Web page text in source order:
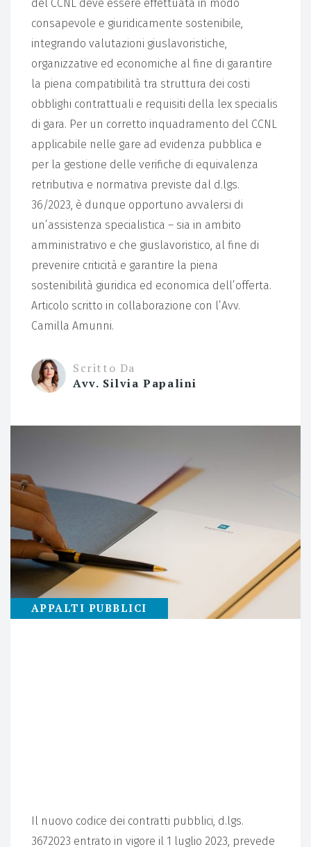
del CCNL deve essere effettuata in modo
consapevole e giuridicamente sostenibile,
integrando valutazioni giuslavoristiche,
organizzative ed economiche al fine di garantire
la piena compatibilità tra struttura dei costi
obblighi contrattuali e requisiti della lex specialis
di gara. Per un corretto inquadramento del CCNL
applicabile nelle gare ad evidenza pubblica e
per la gestione delle verifiche di equivalenza
retributiva e normativa previste dal d.lgs.
36/2023, è dunque opportuno avvalersi di
un’assistenza specialistica – sia in ambito
amministrativo e che giuslavoristico, al fine di
prevenire criticità e garantire la piena
sostenibilità giuridica ed economica dell’offerta.
Articolo scritto in collaborazione con l’Avv.
Camilla Amunni.
Scritto Da
Avv. Silvia Papalini
APPALTI PUBBLICI
Il nuovo codice dei contratti pubblici, d.lgs.
3672023 entrato in vigore il 1 luglio 2023, prevede